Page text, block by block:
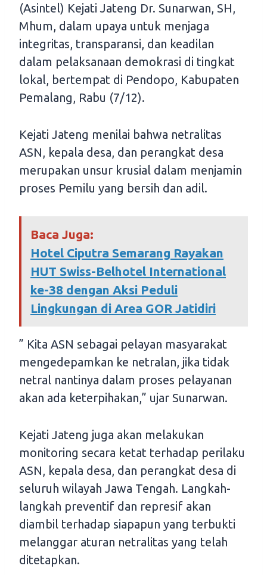
(Asintel) Kejati Jateng Dr. Sunarwan, SH,
Mhum, dalam upaya untuk menjaga
integritas, transparansi, dan keadilan
dalam pelaksanaan demokrasi di tingkat
lokal, bertempat di Pendopo, Kabupaten
Pemalang, Rabu (7/12).
Kejati Jateng menilai bahwa netralitas
ASN, kepala desa, dan perangkat desa
merupakan unsur krusial dalam menjamin
proses Pemilu yang bersih dan adil.
Baca Juga:
Hotel Ciputra Semarang Rayakan
HUT Swiss-Belhotel International
ke-38 dengan Aksi Peduli
Lingkungan di Area GOR Jatidiri
” Kita ASN sebagai pelayan masyarakat
mengedepamkan ke netralan, jika tidak
netral nantinya dalam proses pelayanan
akan ada keterpihakan,” ujar Sunarwan.
Kejati Jateng juga akan melakukan
monitoring secara ketat terhadap perilaku
ASN, kepala desa, dan perangkat desa di
seluruh wilayah Jawa Tengah. Langkah-
langkah preventif dan represif akan
diambil terhadap siapapun yang terbukti
melanggar aturan netralitas yang telah
ditetapkan.